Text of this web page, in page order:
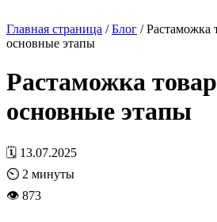
Главная страница /Блог /Растаможка
основные этапы
Растаможка
основные этапы
🗓 13.07.2025
⏲ 2 минуты
👁 873